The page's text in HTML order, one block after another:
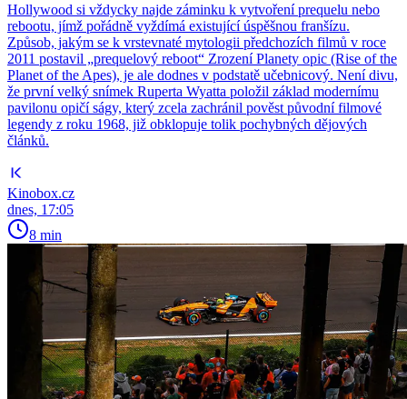
Hollywood si vždycky najde záminku k vytvoření prequelu nebo
rebootu, jímž pořádně vyždímá existující úspěšnou franšízu.
Způsob, jakým se k vrstevnaté mytologii předchozích filmů v roce
2011 postavil „prequelový reboot“ Zrození Planety opic (Rise of the
Planet of the Apes), je ale dodnes v podstatě učebnicový. Není divu,
že první velký snímek Ruperta Wyatta položil základ modernímu
pavilonu opičí ságy, který zcela zachránil pověst původní filmové
legendy z roku 1968, již obklopuje tolik pochybných dějových
článků.
Kinobox.cz
dnes, 17:05
8 min